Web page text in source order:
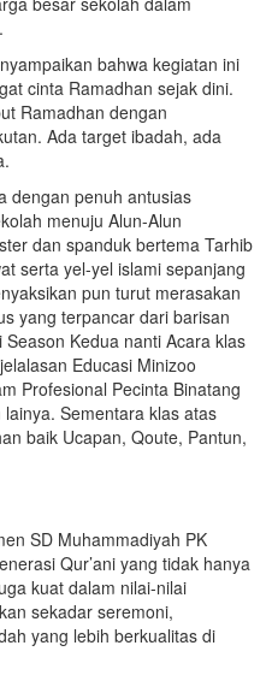
bahwa kegiatan ini
cinta Ramadhan sejak dini.
Ramadhan dengan
Ada target ibadah, ada
dengan penuh antusias
menuju Alun-Alun
dan spanduk bertema Tarhib
serta yel-yel islami sepanjang
pun turut merasakan
yang terpancar dari barisan
Kedua nanti Acara klas
Educasi Minizoo
Profesional Pecinta Binatang
Sementara klas atas
baik Ucapan, Qoute, Pantun,
SD Muhammadiyah PK
Qur’ani yang tidak hanya
kuat dalam nilai-nilai
sekadar seremoni,
yang lebih berkualitas di